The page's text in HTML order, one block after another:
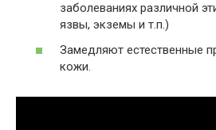
заболеваниях различной
язвы, экземы и т.п.)
Замедляют естественные
кожи.